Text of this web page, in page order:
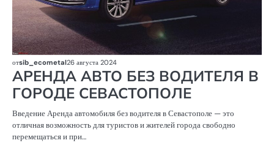
отsib_ecometal26 августа 2024
АРЕНДА АВТО БЕЗ ВОДИТЕЛЯ В
ГОРОДЕ СЕВАСТОПОЛЕ
Введение Аренда автомобиля без водителя в Севастополе — это
отличная возможность для туристов и жителей города свободно
перемещаться и при…